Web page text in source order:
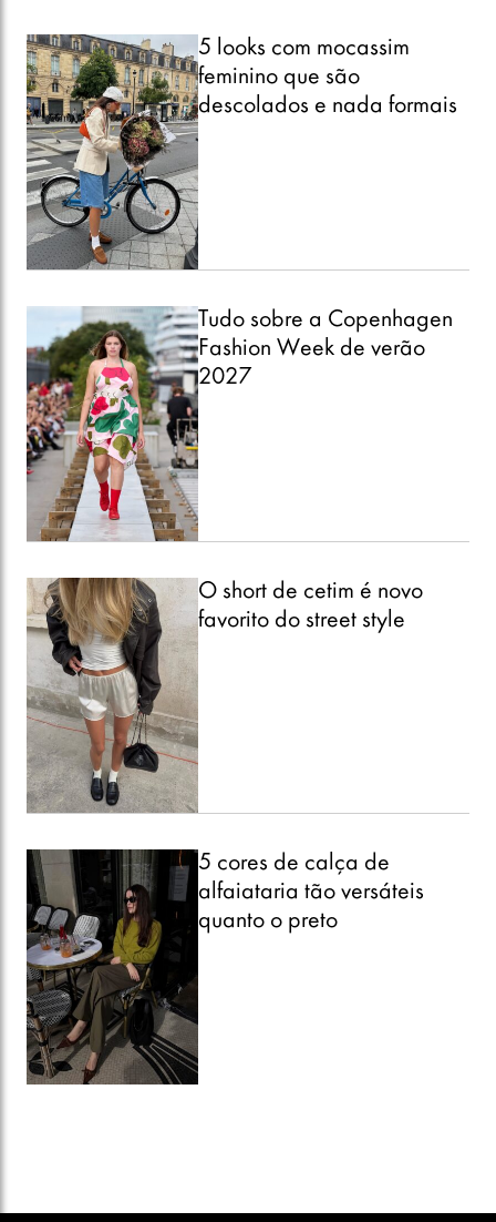
5 looks com mocassim
feminino que são
descolados e nada formais
Tudo sobre a Copenhagen
Fashion Week de verão
2027
O short de cetim é novo
favorito do street style
5 cores de calça de
alfaiataria tão versáteis
quanto o preto